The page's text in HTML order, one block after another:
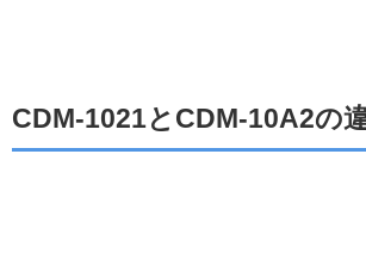
CDM-1021とCDM-10A2の